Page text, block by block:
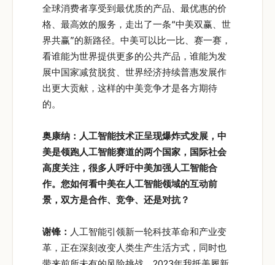
全球消费者享受到最优质的产品、最优惠的价
格、最高效的服务，走出了一条“中美双赢、世
界共赢”的新路径。中美可以比一比、赛一赛，
看谁能为世界提供更多的公共产品，谁能为发
展中国家减贫脱贫、世界经济持续普惠发展作
出更大贡献，这样的中美竞争才是各方期待
的。
奥康纳：人工智能技术正呈现爆炸式发展，中
美是领跑人工智能赛道的两个国家，国际社会
高度关注，很多人呼吁中美加强人工智能合
作。您如何看中美在人工智能领域的互动前
景，双方是合作、竞争、还是对抗？
谢锋： 人工智能引领新一轮科技革命和产业变
革，正在深刻改变人类生产生活方式，同时也